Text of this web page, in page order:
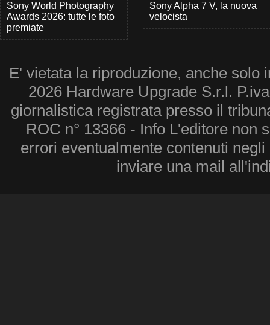
Sony World Photography
Awards 2026: tutte le foto
premiate
Sony Alpha 7 V, la nuova
velocista
E' vietata la riproduzione, anche solo
2026 Hardware Upgrade S.r.l.
giornalistica registrata presso il
ROC n° 13366 - Info L'editore non
errori eventualmente contenuti
inviare una mail